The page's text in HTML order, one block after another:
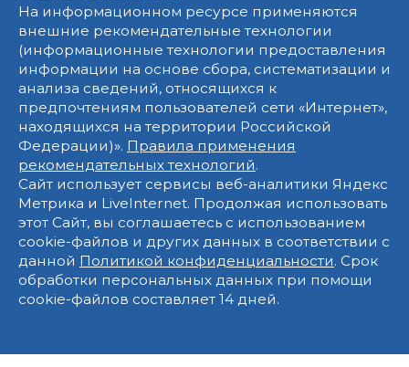
На информационном ресурсе применяются
внешние рекомендательные технологии
(информационные технологии предоставления
информации на основе сбора, систематизации и
анализа сведений, относящихся к
предпочтениям пользователей сети «Интернет»,
находящихся на территории Российской
Федерации)». Правила применения
рекомендательных технологий.
Сайт использует сервисы веб-аналитики Яндекс
Метрика и LiveInternet. Продолжая использовать
этот Сайт, вы соглашаетесь с использованием
cookie-файлов и других данных в соответствии с
данной Политикой конфиденциальности. Срок
обработки персональных данных при помощи
cookie-файлов составляет 14 дней.